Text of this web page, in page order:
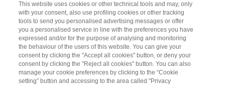
This website uses cookies or other technical tools and may, only
with your consent, also use profiling cookies or other tracking
tools to send you personalised advertising messages or offer
you a personalised service in line with the preferences you have
expressed and/or for the purpose of analysing and monitoring
the behaviour of the users of this website. You can give your
consent by clicking the "Accept all cookies" button, or deny your
consent by clicking the "Reject all cookies" button. You can also
manage your cookie preferences by clicking to the “Cookie
setting” button and accessing to the area called "Privacy